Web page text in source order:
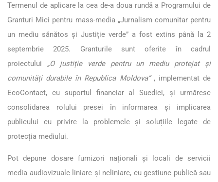
Termenul de aplicare la cea de-a doua rundă a Programului de
Granturi Mici pentru mass-media „Jurnalism comunitar pentru
un mediu sănătos și Justiție verde” a fost extins până la 2
septembrie 2025. Granturile sunt oferite în cadrul
proiectului „O justiție verde pentru un mediu protejat și
comunități durabile în Republica Moldova”, implementat de
EcoContact, cu suportul financiar al Suediei, și urmăresc
consolidarea rolului presei în informarea și implicarea
publicului cu privire la problemele și soluțiile legate de
protecția mediului.
Pot depune dosare furnizori naționali și locali de servicii
media audiovizuale liniare și neliniare, cu gestiune publică sau